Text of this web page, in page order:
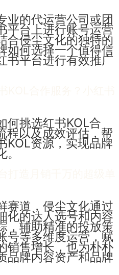
业的代运营公司或团
平台上进行账号运营
合侵尘文化的独特的
如何选择一个值得信
书平台进行有效推广
何挑选红书KOL合
程以及成效评估，帮
KOL资源，实现品牌
。
赛道，侵尘文化通过
化的达人选号和内容
，辅助精准的投放策
号等多维度运营，赋
销售增长，也为朴朴
品牌内容资产和品牌